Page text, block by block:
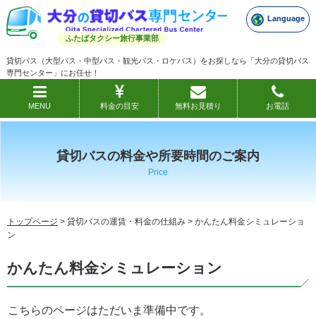
ふたばタクシー旅行事業部
Language
貸切バス（大型バス・中型バス・観光バス・ロケバス）をお探しなら「大分の貸切バス
専門センター」にお任せ！
MENU 料金の目安 無料お見積り お電話
貸切バスの料金や所要時間のご案内
Price
トップページ > 貸切バスの運賃・料金の仕組み > かんたん料金シミュレーショ
ン
かんたん料金シミュレーション
こちらのページはただいま準備中です。